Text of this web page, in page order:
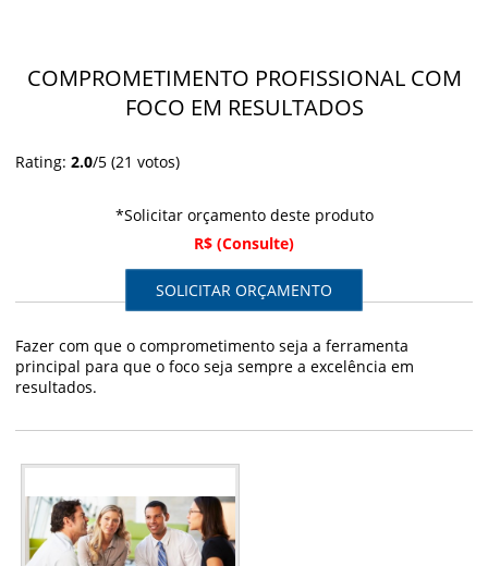
COMPROMETIMENTO PROFISSIONAL COM
FOCO EM RESULTADOS
Rating:2.0/5 (21 votos)
*Solicitar orçamento deste produto
R$ (Consulte)
SOLICITAR ORÇAMENTO
Fazer com que o comprometimento seja a ferramenta
principal para que o foco seja sempre a excelência em
resultados.